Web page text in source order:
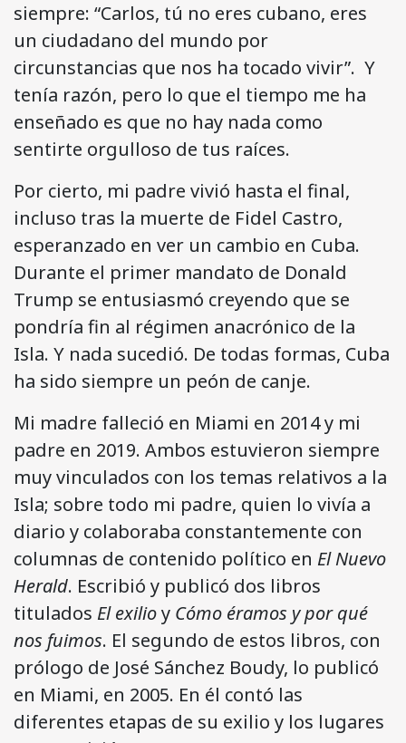
siempre: “Carlos, tú no eres cubano, eres
un ciudadano del mundo por
circunstancias que nos ha tocado vivir”. Y
tenía razón, pero lo que el tiempo me ha
enseñado es que no hay nada como
sentirte orgulloso de tus raíces.
Por cierto, mi padre vivió hasta el final,
incluso tras la muerte de Fidel Castro,
esperanzado en ver un cambio en Cuba.
Durante el primer mandato de Donald
Trump se entusiasmó creyendo que se
pondría fin al régimen anacrónico de la
Isla. Y nada sucedió. De todas formas, Cuba
ha sido siempre un peón de canje.
Mi madre falleció en Miami en 2014 y mi
padre en 2019. Ambos estuvieron siempre
muy vinculados con los temas relativos a la
Isla; sobre todo mi padre, quien lo vivía a
diario y colaboraba constantemente con
columnas de contenido político en El Nuevo
Herald. Escribió y publicó dos libros
titulados El exilioy Cómo éramos y por qué
nos fuimos. El segundo de estos libros, con
prólogo de José Sánchez Boudy, lo publicó
en Miami, en 2005. En él contó las
diferentes etapas de su exilio y los lugares